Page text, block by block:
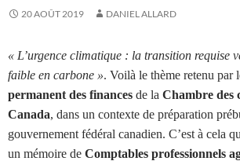
20 AOÛT 2019 DANIEL ALLARD
« L’urgence climatique : la transition requise
faible en carbone ». Voilà le thème retenu par
permanent des finances de la Chambre des
Canada, dans un contexte de préparation
gouvernement fédéral canadien. C’est à cela
un mémoire de Comptables professionnels